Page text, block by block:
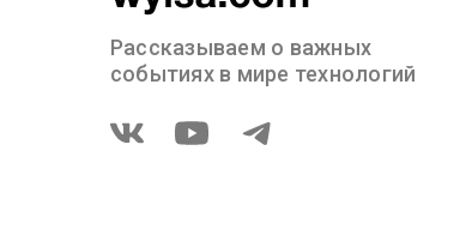
Рассказываем о важных
событиях в мире технологий